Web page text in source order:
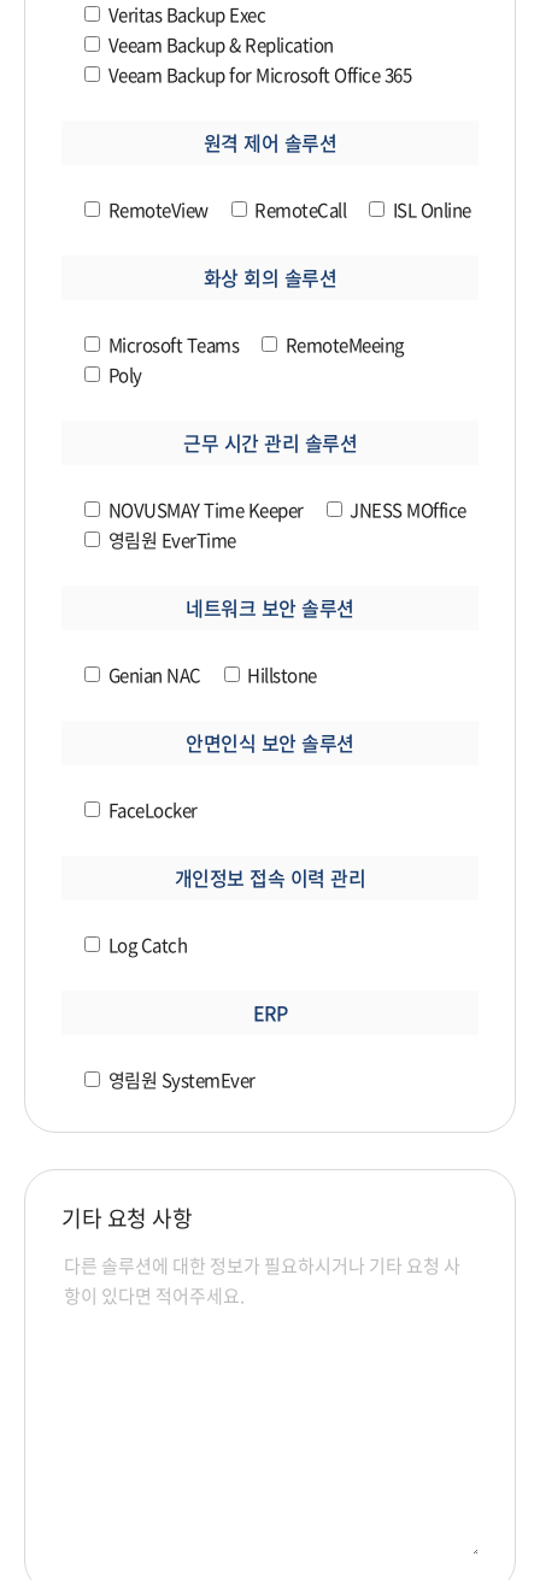
Veritas Backup Exec
Veeam Backup & Replication
Veeam Backup for Microsoft Office 365
원격 제어 솔루션
RemoteView RemoteCall ISL Online
화상 회의 솔루션
Microsoft Teams
RemoteMeeing
Poly
근무 시간 관리 솔루션
NOVUSMAY Time Keeper
JNESS MOffice
영림원 EverTime
네트워크 보안 솔루션
Genian NAC Hillstone
안면인식 보안 솔루션
FaceLocker
개인정보 접속 이력 관리
Log Catch
ERP
영림원 SystemEver
기타 요청 사항